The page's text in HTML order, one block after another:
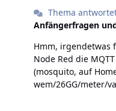
Thema
Anfängerfragen
Hmm, irgendetwas fehlt noch. Ich habe erfolgreich von
Node Red die
(mosquito, auf
wem/26GG/meter/